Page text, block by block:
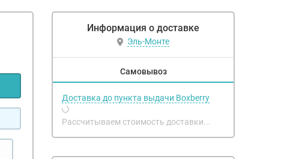
Информация о доставке
Эль-Монте
Самовывоз
Доставка до пункта выдачи Boxberry
Рассчитываем стоимость доставки...